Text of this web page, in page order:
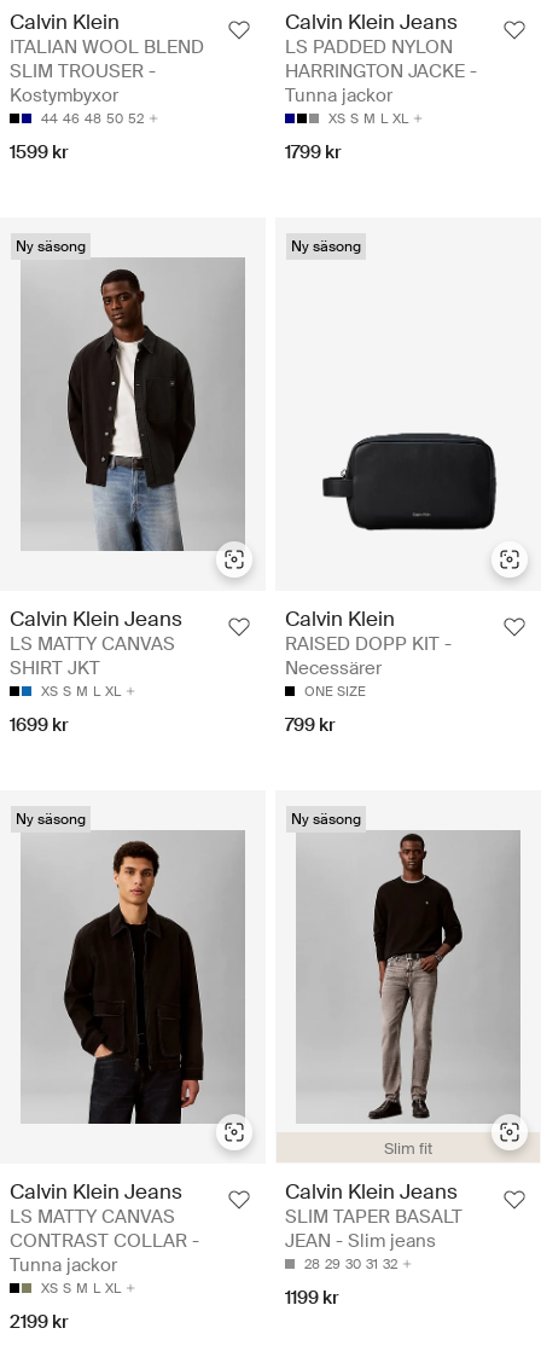
Calvin Klein
ITALIAN WOOL BLEND
SLIM TROUSER -
Kostymbyxor
44 46 48 50 52
1599 kr
Calvin Klein Jeans
LS PADDED NYLON
HARRINGTON JACKE -
Tunna jackor
XS S M L XL
1799 kr
Ny säsong
Calvin Klein Jeans
LS MATTY CANVAS
SHIRT JKT
XS S M L XL
1699 kr
Ny säsong
Calvin Klein
RAISED DOPP KIT -
Necessärer
ONE SIZE
799 kr
Ny säsong
Calvin Klein Jeans
LS MATTY CANVAS
CONTRAST COLLAR -
Tunna jackor
XS S M L XL
2199 kr
Slim fit
Ny säsong
Calvin Klein Jeans
SLIM TAPER BASALT
JEAN - Slim jeans
28 29 30 31 32
1199 kr